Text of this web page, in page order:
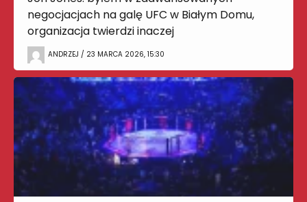
negocjacjach na galę UFC w Białym Domu,
organizacja twierdzi inaczej
ANDRZEJ / 23 MARCA 2026, 15:30